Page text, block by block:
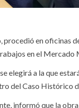
en oficinas
en el Mercado
elegirá a la que
del Caso Histórico
informó que la